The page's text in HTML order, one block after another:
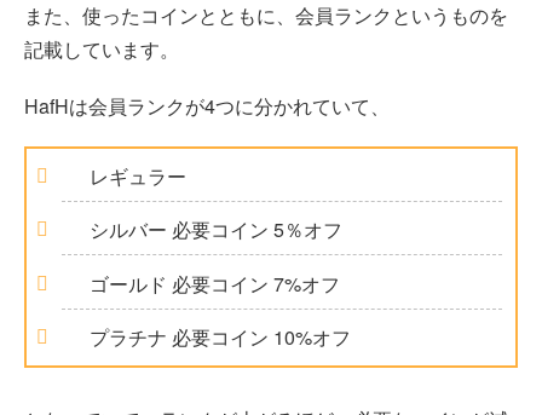
また、使ったコインとともに、会員ランクというものを
記載しています。
HafHは会員ランクが4つに分かれていて、
レギュラー
シルバー 必要コイン 5％オフ
ゴールド 必要コイン 7%オフ
プラチナ 必要コイン 10%オフ